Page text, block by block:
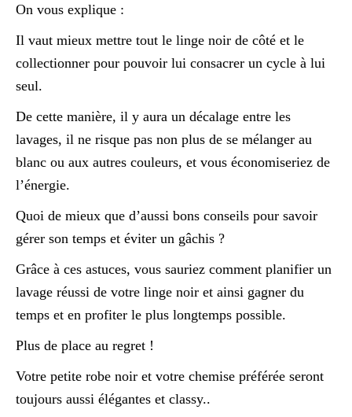
On vous explique :
Il vaut mieux mettre tout le linge noir de côté et le
collectionner pour pouvoir lui consacrer un cycle à lui
seul.
De cette manière, il y aura un décalage entre les
lavages, il ne risque pas non plus de se mélanger au
blanc ou aux autres couleurs, et vous économiseriez de
l’énergie.
Quoi de mieux que d’aussi bons conseils pour savoir
gérer son temps et éviter un gâchis ?
Grâce à ces astuces, vous sauriez comment planifier un
lavage réussi de votre linge noir et ainsi gagner du
temps et en profiter le plus longtemps possible.
Plus de place au regret !
Votre petite robe noir et votre chemise préférée seront
toujours aussi élégantes et classy..